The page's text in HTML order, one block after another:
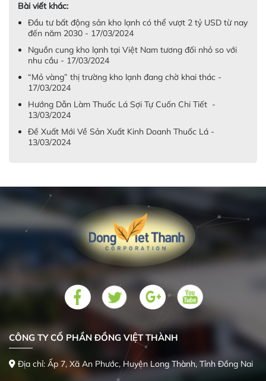
Bài viết khác:
Đầu tư bất động sản kho lạnh có thể vượt 2 tỷ USD từ nay
đến năm 2030 - 17/03/2024
Nguồn cung kho lạnh tại Việt Nam tương đối nhỏ so với
nhu cầu - 17/03/2024
“Mỏ vàng” thị trường kho lạnh đang chờ khai thác -
17/03/2024
Hướng Dẫn Làm Thuốc Lá Sợi Tự Cuốn Chi Tiết -
13/03/2024
Đề Xuất Mới Về Sản Xuất Kinh Doanh Thuốc Lá -
13/03/2024
CÔNG TY CỔ PHẦN ĐỒNG VIỆT THÀNH
Địa chỉ: Ấp 7, Xã An Phước, Huyện Long Thành, Tỉnh Đồng Nai